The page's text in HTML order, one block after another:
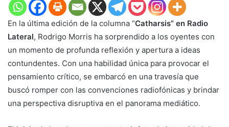
En la última edición de la columna “Catharsis” en Radio
Lateral, Rodrigo Morris ha sorprendido a los oyentes con
un momento de profunda reflexión y apertura a ideas
contundentes. Con una habilidad única para provocar el
pensamiento crítico, se embarcó en una travesía que
buscó romper con las convenciones radiofónicas y brindar
una perspectiva disruptiva en el panorama mediático.